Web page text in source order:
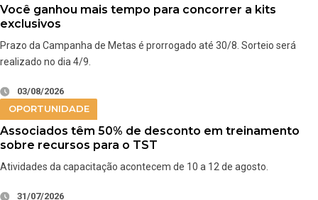
Você ganhou mais tempo para concorrer a kits
exclusivos
Prazo da Campanha de Metas é prorrogado até 30/8. Sorteio será
realizado no dia 4/9.
03/08/2026
OPORTUNIDADE
Associados têm 50% de desconto em treinamento
sobre recursos para o TST
Atividades da capacitação acontecem de 10 a 12 de agosto.
31/07/2026